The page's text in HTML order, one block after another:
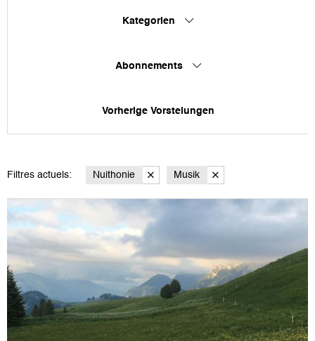
Kategorien
Abonnements
Vorherige Vorstelungen
Filtres actuels: Nuithonie Musik